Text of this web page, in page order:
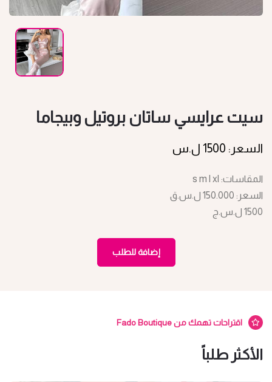
سيت عرايسي ساتان بروتيل وبيجاما
السعر: 1500 ل.س
المقاسات: s m l xl
السعر: 150.000 ل.س.ق
1500 ل.س.ج
إضافة للطلب
اقتراحات تهمك من Fado Boutique
الأكثر طلباً